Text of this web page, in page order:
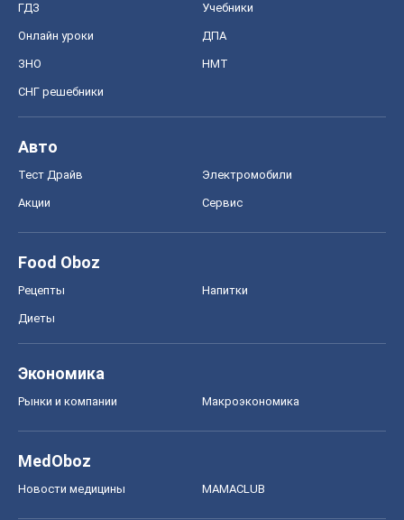
ГДЗ Учебники
Онлайн уроки ДПА
ЗНО НМТ
СНГ решебники
Авто
Тест Драйв Электромобили
Акции Сервис
Food Oboz
Рецепты Напитки
Диеты
Экономика
Рынки и компании Mакроэкономика
MedOboz
Новости медицины MAMACLUB